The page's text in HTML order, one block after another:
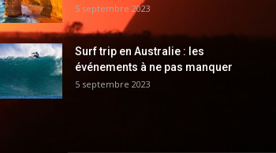
5 septembre 2023
Surf trip en Australie : les
événements à ne pas manquer
5 septembre 2023